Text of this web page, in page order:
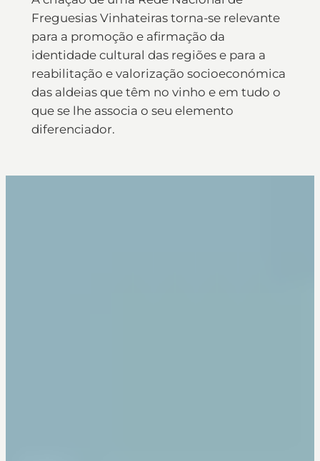
Freguesias Vinhateiras torna-se relevante
para a promoção e afirmação da
identidade cultural das regiões e para a
reabilitação e valorização socioeconómica
das aldeias que têm no vinho e em tudo o
que se lhe associa o seu elemento
diferenciador.